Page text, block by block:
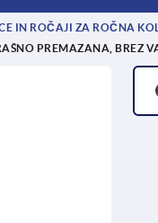
IN ROČAJI ZA ROČNA
PREMAZANA, BREZ